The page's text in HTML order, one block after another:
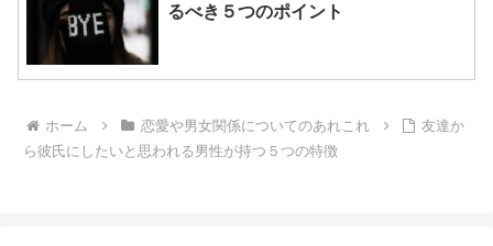
るべき５つのポイント
ホーム 恋愛や男女関係についてのあれこれ
友達か
ら彼氏にしたいと思われる男性が持つ５つの特徴